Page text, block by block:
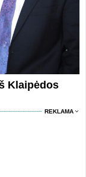
Klaipėdos
REKLAMA